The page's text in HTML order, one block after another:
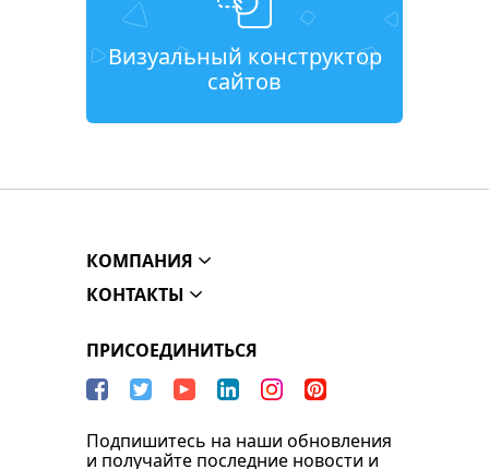
Визуальный конструктор
сайтов
КОМПАНИЯ
КОНТАКТЫ
ПРИСОЕДИНИТЬСЯ
Подпишитесь на наши обновления
и получайте последние новости и